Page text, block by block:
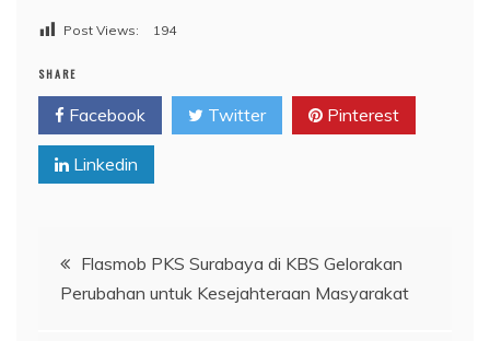
Post Views: 194
SHARE
Facebook Twitter Pinterest
Linkedin
Navigasi
pos
Flasmob PKS Surabaya di KBS Gelorakan
Perubahan untuk Kesejahteraan Masyarakat